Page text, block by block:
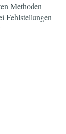
Methoden
Fehlstellungen